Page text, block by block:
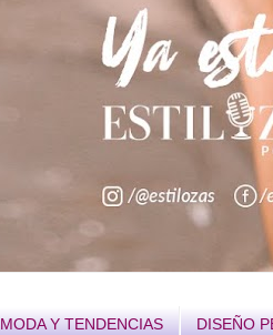
MODA Y TENDENCIAS DISEÑO